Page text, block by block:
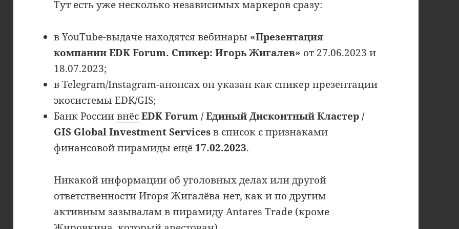
Тут есть уже несколько независимых маркеров сразу:
в YouTube-выдаче находятся вебинары «Презентация
компании EDK Forum. Спикер: Игорь Жигалев» от 27.06.2023 и
18.07.2023;
в Telegram/Instagram-анонсах он указан как спикер презентации
экосистемы EDK/GIS;
Банк Россиивнёс EDK Forum / Единый Дисконтный Кластер /
GIS Global Investment Servicesв список с признаками
финансовой пирамиды ещё 17.02.2023.
Никакой информации об уголовных делах или другой
ответственности Игоря Жигалёва нет, как и по другим
активным зазывалам в пирамиду Antares Trade (кроме